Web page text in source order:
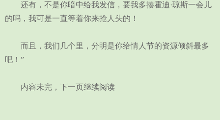
还有，不是你暗中给我发信，要我多揍霍迪·琼斯一会儿
的吗，我可是一直等着你来抢人头的！
而且，我们几个里，分明是你给情人节的资源倾斜最多
吧！”
内容未完，下一页继续阅读